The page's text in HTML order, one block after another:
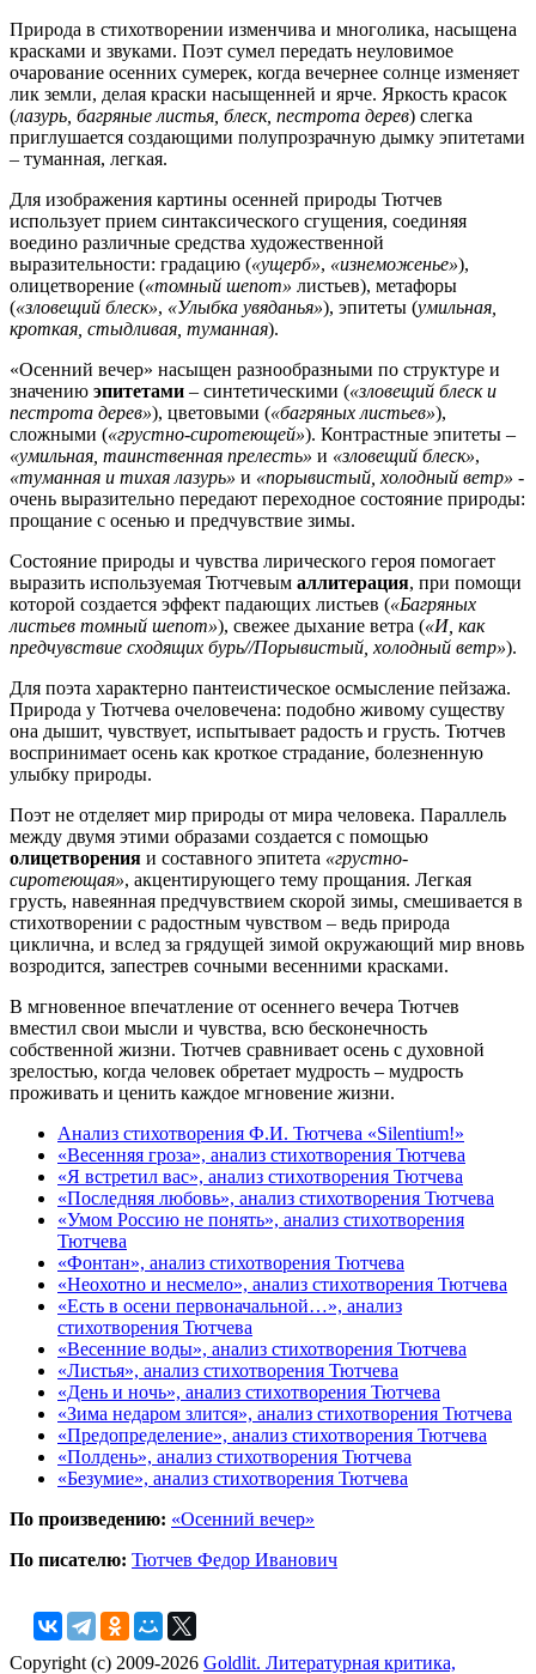
Природа в стихотворении изменчива и многолика, насыщена
красками и звуками. Поэт сумел передать неуловимое
очарование осенних сумерек, когда вечернее солнце изменяет
лик земли, делая краски насыщенней и ярче. Яркость красок
(лазурь, багряные листья, блеск, пестрота дерев) слегка
приглушается создающими полупрозрачную дымку эпитетами
– туманная, легкая.
Для изображения картины осенней природы Тютчев
использует прием синтаксического сгущения, соединяя
воедино различные средства художественной
выразительности: градацию («ущерб», «изнеможенье»),
олицетворение («томный шепот» листьев), метафоры
(«зловещий блеск», «Улыбка увяданья»), эпитеты (умильная,
кроткая, стыдливая, туманная).
«Осенний вечер» насыщен разнообразными по структуре и
значению эпитетами – синтетическими («зловещий блеск и
пестрота дерев»), цветовыми («багряных листьев»),
сложными («грустно-сиротеющей»). Контрастные эпитеты –
«умильная, таинственная прелесть» и «зловещий блеск»,
«туманная и тихая лазурь» и «порывистый, холодный ветр» -
очень выразительно передают переходное состояние природы:
прощание с осенью и предчувствие зимы.
Состояние природы и чувства лирического героя помогает
выразить используемая Тютчевым аллитерация, при помощи
которой создается эффект падающих листьев («Багряных
листьев томный шепот»), свежее дыхание ветра («И, как
предчувствие сходящих бурь//Порывистый, холодный ветр»).
Для поэта характерно пантеистическое осмысление пейзажа.
Природа у Тютчева очеловечена: подобно живому существу
она дышит, чувствует, испытывает радость и грусть. Тютчев
воспринимает осень как кроткое страдание, болезненную
улыбку природы.
Поэт не отделяет мир природы от мира человека. Параллель
между двумя этими образами создается с помощью
олицетворения и составного эпитета «грустно-
сиротеющая», акцентирующего тему прощания. Легкая
грусть, навеянная предчувствием скорой зимы, смешивается в
стихотворении с радостным чувством – ведь природа
циклична, и вслед за грядущей зимой окружающий мир вновь
возродится, запестрев сочными весенними красками.
В мгновенное впечатление от осеннего вечера Тютчев
вместил свои мысли и чувства, всю бесконечность
собственной жизни. Тютчев сравнивает осень с духовной
зрелостью, когда человек обретает мудрость – мудрость
проживать и ценить каждое мгновение жизни.
Анализ стихотворения Ф.И. Тютчева «Silentium!»
«Весенняя гроза», анализ стихотворения Тютчева
«Я встретил вас», анализ стихотворения Тютчева
«Последняя любовь», анализ стихотворения Тютчева
«Умом Россию не понять», анализ стихотворения
Тютчева
«Фонтан», анализ стихотворения Тютчева
«Неохотно и несмело», анализ стихотворения Тютчева
«Есть в осени первоначальной…», анализ
стихотворения Тютчева
«Весенние воды», анализ стихотворения Тютчева
«Листья», анализ стихотворения Тютчева
«День и ночь», анализ стихотворения Тютчева
«Зима недаром злится», анализ стихотворения Тютчева
«Предопределение», анализ стихотворения Тютчева
«Полдень», анализ стихотворения Тютчева
«Безумие», анализ стихотворения Тютчева
По произведению: «Осенний вечер»
По писателю: Тютчев Федор Иванович
Copyright (c) 2009-2026 Goldlit. Литературная критика,